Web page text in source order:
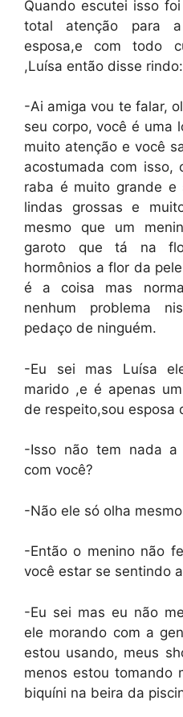
Quando escutei isso
total atenção para
esposa,e com todo
,Luísa então disse rindo:
-Ai amiga vou te falar,
seu corpo, você é uma
muito atenção e você
acostumada com isso,
raba é muito grande e
lindas grossas e
mesmo que um
garoto que tá na
hormônios a flor da
é a coisa mas
nenhum problema
pedaço de ninguém.
-Eu sei mas Luísa
marido ,e é apenas
de respeito,sou esposa
-Isso não tem nada a
com você?
-Não ele só olha
-Então o menino não
você estar se sentindo
-Eu sei mas eu não
ele morando com a
estou usando, meus
menos estou tomando
biquíni na beira da